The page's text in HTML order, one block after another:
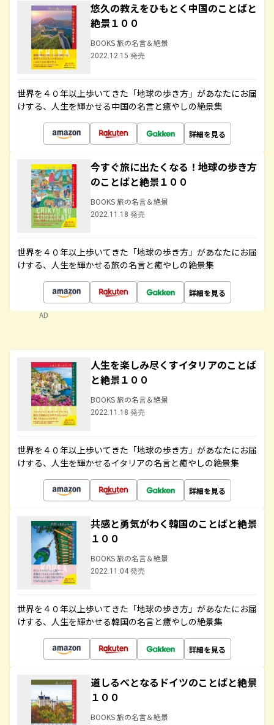
悠久の教えをひもとく中国のことばと
絶景１００
BOOKS 旅の名言＆絶景
2022.12.15 発売
世界を４０年以上歩いてきた「地球の歩き方」があなたにお届
けする、人生を輝かせる中国の名言と癒やしの絶景集
詳細を見る
今すぐ旅に出たくなる！地球の歩き方
のことばと絶景１００
BOOKS 旅の名言＆絶景
2022.11.18 発売
世界を４０年以上歩いてきた「地球の歩き方」があなたにお届
けする、人生を輝かせる旅の名言と癒やしの絶景集
詳細を見る
AD
人生を楽しみ尽くすイタリアのことば
と絶景１００
BOOKS 旅の名言＆絶景
2022.11.18 発売
世界を４０年以上歩いてきた「地球の歩き方」があなたにお届
けする、人生を輝かせるイタリアの名言と癒やしの絶景集
詳細を見る
共感と勇気がわく韓国のことばと絶景
１００
BOOKS 旅の名言＆絶景
2022.11.04 発売
世界を４０年以上歩いてきた「地球の歩き方」があなたにお届
けする、人生を輝かせる韓国の名言と癒やしの絶景集
詳細を見る
道しるべとなるドイツのことばと絶景
１００
BOOKS 旅の名言＆絶景